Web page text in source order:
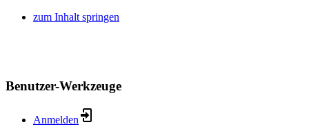
zum Inhalt springen
Benutzer-Werkzeuge
Anmelden